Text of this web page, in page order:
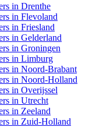
in Drenthe
in Flevoland
in Friesland
in Gelderland
in Groningen
in Limburg
in Noord-Brabant
in Noord-Holland
in Overijssel
in Utrecht
in Zeeland
in Zuid-Holland